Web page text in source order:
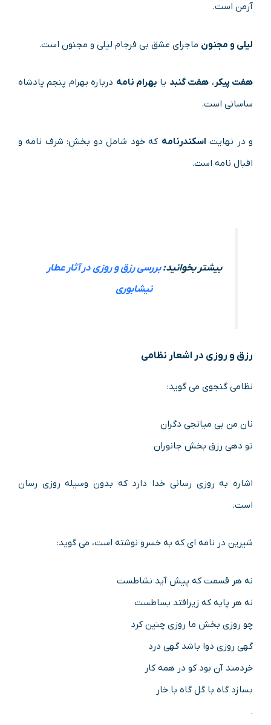
آرمن است.
لیلی و مجنون ماجرای عشق بی فرجام لیلی و مجنون است.
هفت پیکر ، هفت گنبد یا بهرام نامه درباره بهرام پنجم پادشاه
ساسانی است.
و در نهایت اسکندرنامه که خود شامل دو بخش: شرف نامه و
اقبال نامه است.
بیشتر بخوانید:بررسی رزق و روزی در آثار عطار
نیشابوری
رزق و روزی در اشعار نظامی
نظامی گنجوی می گوید:
نان من بی میانجی دگران
تو دهی رزق بخش جانوران
اشاره به روزی رسانی خدا دارد که بدون وسیله روزی رسان
است.
شیرین در نامه ای که به خسرو نوشته است، می گوید:
نه هر قسمت که پیش آید نشاطست
نه هر پایه که زیرافتد بساطست
چو روزی بخش ما روزی چنین کرد
گهی روزی دوا باشد گهی درد
خردمند آن بود کو در همه کار
بسازد گاه با گل گاه با خار
.